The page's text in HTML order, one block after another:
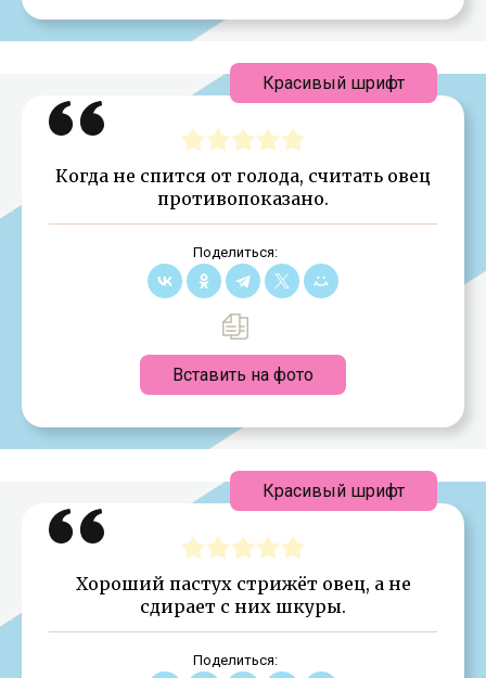
Когда не спится от голода, считать овец
противопоказано.
Поделиться:
Вставить на фото
Красивый шрифт
Хороший пастух стрижёт овец, а не
сдирает с них шкуры.
Поделиться:
Красивый шрифт